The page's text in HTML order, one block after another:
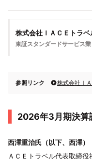
株式会社ＩＡＣＥトラベ
東証スタンダードサービス業
参照リンク 株式会社Ｉ
2026年3月期決算
西澤重治氏（以下、西澤）
ＡＣＥトラベル代表取締